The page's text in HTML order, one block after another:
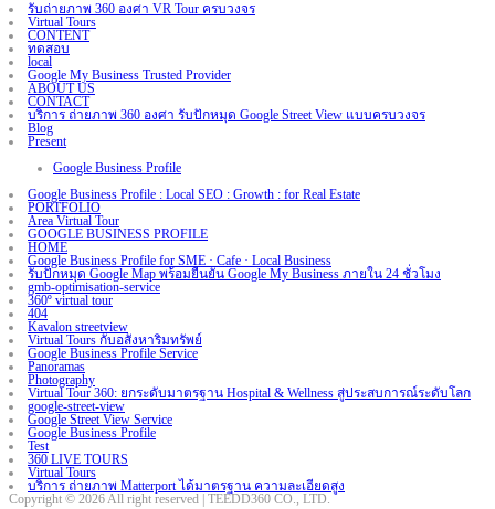
รับถ่ายภาพ 360 องศา VR Tour ครบวงจร
Virtual Tours
CONTENT
ทดสอบ
local
Google My Business Trusted Provider
ABOUT US
CONTACT
บริการ ถ่ายภาพ 360 องศา รับปักหมุด Google Street View แบบครบวงจร
Blog
Present
Google Business Profile
Google Business Profile : Local SEO : Growth : for Real Estate
PORTFOLIO
Area Virtual Tour
GOOGLE BUSINESS PROFILE
HOME
Google Business Profile for SME · Cafe · Local Business
รับปักหมุด Google Map พร้อมยืนยัน Google My Business ภายใน 24 ชั่วโมง
gmb-optimisation-service
360º virtual tour
404
Kavalon streetview
Virtual Tours กับอสังหาริมทรัพย์
Google Business Profile Service
Panoramas
Photography
Virtual Tour 360: ยกระดับมาตรฐาน Hospital & Wellness สู่ประสบการณ์ระดับโลก
google-street-view
Google Street View Service
Google Business Profile
Test
360 LIVE TOURS
Virtual Tours
บริการ ถ่ายภาพ Matterport ได้มาตรฐาน ความละเอียดสูง
Copyright © 2026 All right reserved | TEEDD360 CO., LTD.